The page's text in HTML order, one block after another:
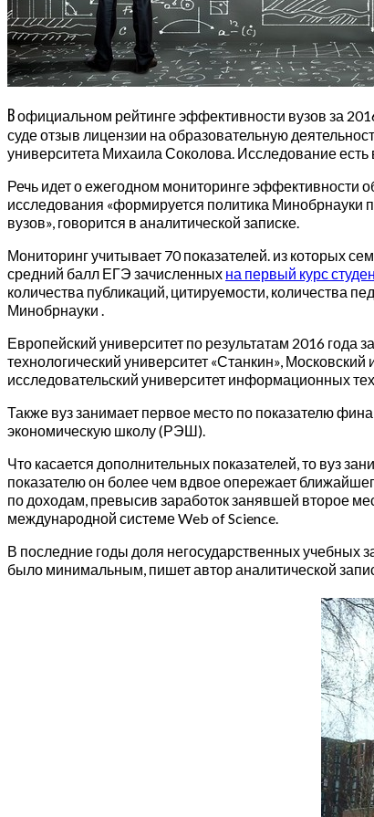
Вофициальном рейтинге эффективности вузов за
суде отзыв лицензии на образовательную
университета Михаила Соколова. Исследование
Речь идет о ежегодном мониторинге эффективности
исследования «формируется политика
вузов», говорится в аналитической записке.
Мониторинг учитывает 70 показателей. из которых
средний балл ЕГЭ зачисленных на первый курс
количества публикаций, цитируемости, количества
Минобрнауки .
Европейский университет по результатам 2016 года
технологический университет «Станкин»,
исследовательский университет информационных
Также вуз занимает первое место по показателю
экономическую школу (РЭШ).
Что касается дополнительных показателей, то вуз
показателю он более чем вдвое опережает
по доходам, превысив заработок занявшей второе
международной системе Web of Science.
В последние годы доля негосударственных учебных
было минимальным, пишет автор аналитической